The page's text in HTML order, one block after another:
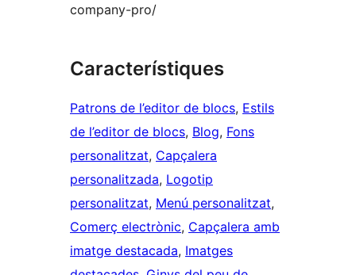
company-pro/
Característiques
Patrons de l’editor de blocs, Estils
de l’editor de blocs, Blog, Fons
personalitzat, Capçalera
personalitzada, Logotip
personalitzat, Menú personalitzat
Comerç electrònic, Capçalera amb
imatge destacada, Imatges